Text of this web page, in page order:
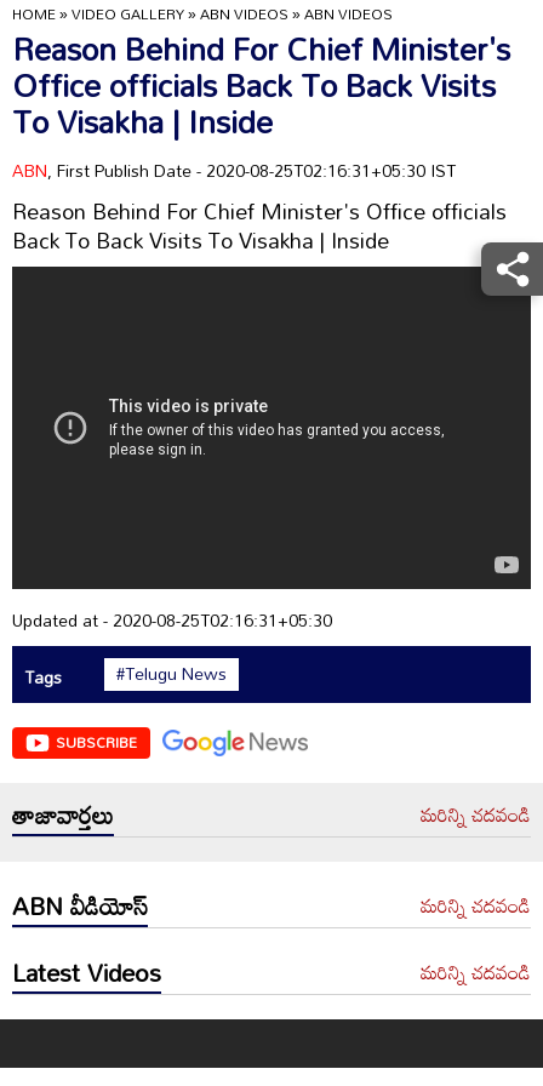
HOME»VIDEO GALLERY»ABN VIDEOS»ABN VIDEOS
Reason Behind For Chief Minister's
Office officials Back To Back Visits
To Visakha | Inside
ABN, First Publish Date - 2020-08-25T02:16:31+05:30 IST
Reason Behind For Chief Minister's Office officials
Back To Back Visits To Visakha | Inside
Updated at - 2020-08-25T02:16:31+05:30
Tags
#Telugu News
SUBSCRIBE
తాజావార్తలు మరిన్ని చదవండి
ABN వీడియోస్ మరిన్ని చదవండి
Latest Videos మరిన్ని చదవండి